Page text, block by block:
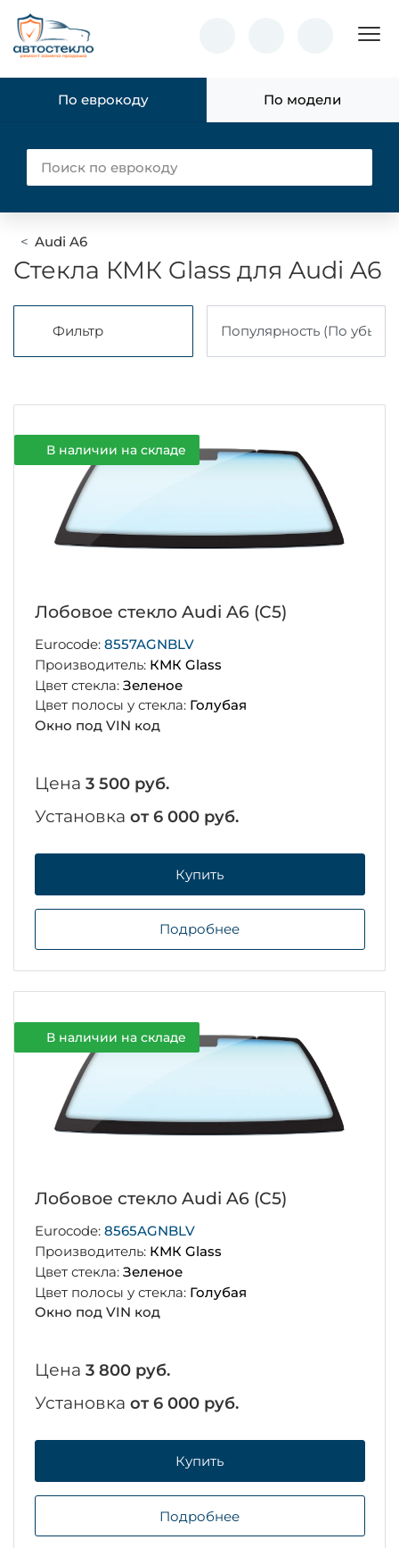
По еврокоду По модели
Audi A6
Стекла КМК Glass для Audi A6
Фильтр
В наличии на складе
Лобовое стекло Audi A6 (C5)
Eurocode: 8557AGNBLV
Производитель: КМК Glass
Цвет стекла: Зеленое
Цвет полосы у стекла: Голубая
Окно под VIN код
Цена 3 500 руб.
Установка от 6 000 руб.
Купить
Подробнее
В наличии на складе
Лобовое стекло Audi A6 (C5)
Eurocode: 8565AGNBLV
Производитель: КМК Glass
Цвет стекла: Зеленое
Цвет полосы у стекла: Голубая
Окно под VIN код
Цена 3 800 руб.
Установка от 6 000 руб.
Купить
Подробнее